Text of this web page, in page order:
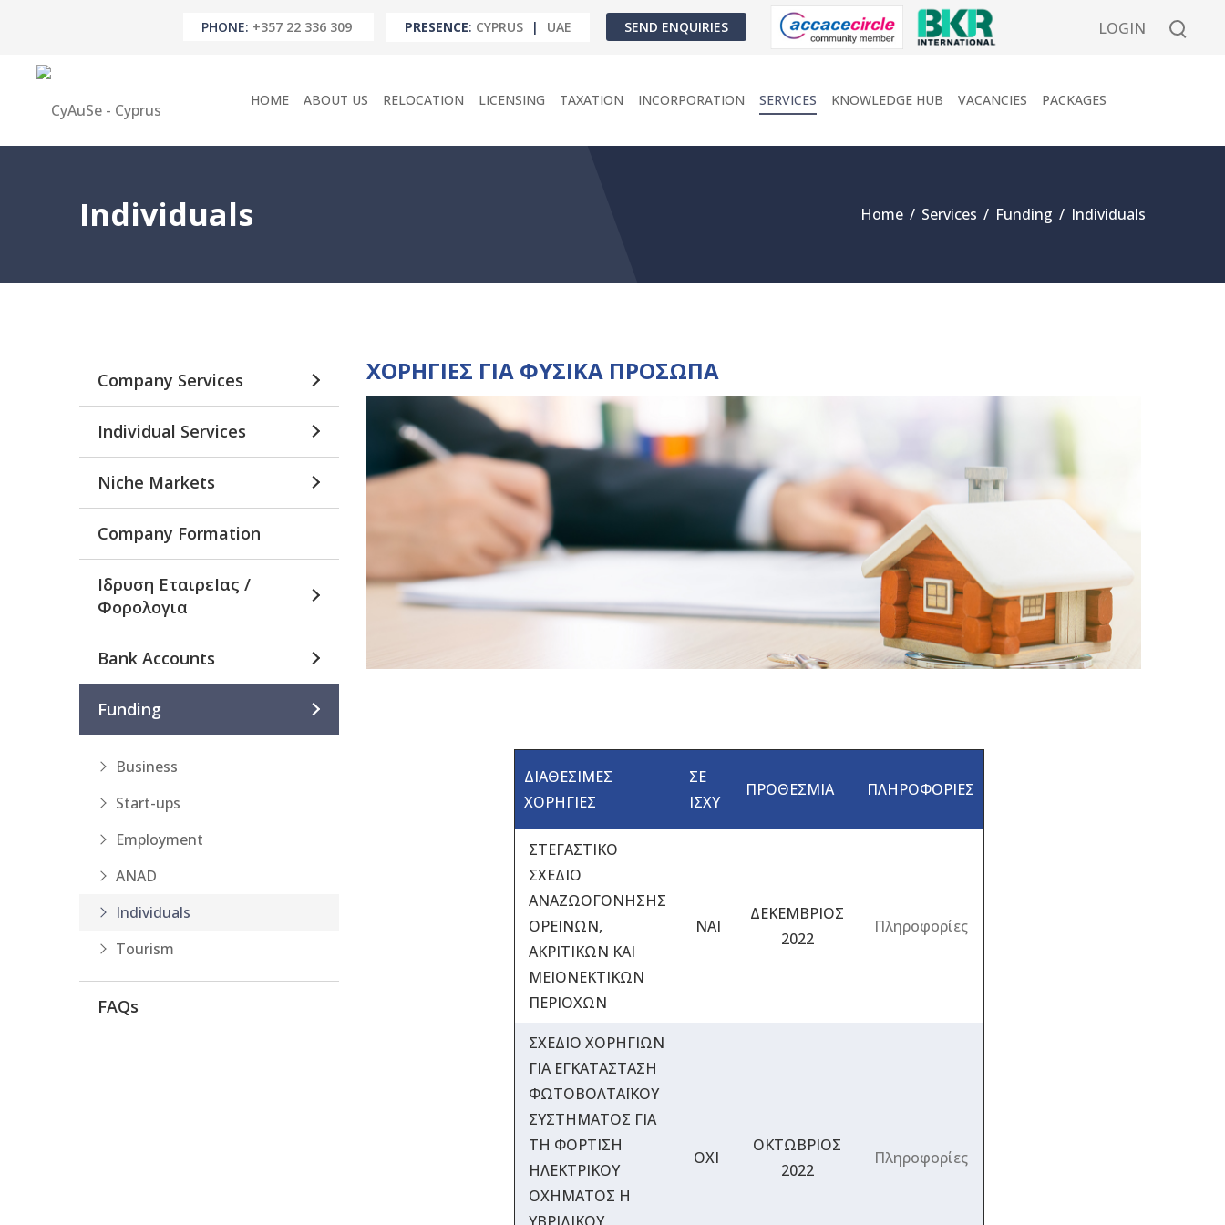
PHONE: +357 22 336 309 PRESENCE: CYPRUS | UAE SEND ENQUIRIES LOGIN
HOME ABOUT US RELOCATION LICENSING TAXATION INCORPORATION SERVICES KNOWLEDGE HUB VACANCIES PACKAGES
Individuals Home / Services / Funding / Individuals
Company Services
Individual Services
Niche Markets
Company Formation
Ιδρυση ΕταιρεΙας /
Φορολογια
Bank Accounts
Funding
Business
Start-ups
Employment
ANAD
Individuals
Tourism
FAQs
ΧΟΡΗΓΙΕΣ ΓΙΑ ΦΥΣΙΚΑ ΠΡΟΣΩΠΑ
ΔΙΑΘΕΣΙΜΕΣ
ΧΟΡΗΓΙΕΣ
ΣΕ
ΙΣΧΥ
ΠΡΟΘΕΣΜΙΑ ΠΛΗΡΟΦΟΡΙΕΣ
ΣΤΕΓΑΣΤΙΚΟ
ΣΧΕΔΙΟ
ΑΝΑΖΩΟΓΟΝΗΣΗΣ
ΟΡΕΙΝΩΝ,
ΑΚΡΙΤΙΚΩΝ ΚΑΙ
ΜΕΙΟΝΕΚΤΙΚΩΝ
ΠΕΡΙΟΧΩΝ
ΝΑΙ
ΔΕΚΕΜΒΡΙΟΣ
2022
Πληροφορίες
ΣΧΕΔΙΟ ΧΟΡΗΓΙΩΝ
ΓΙΑ ΕΓΚΑΤΑΣΤΑΣΗ
ΦΩΤΟΒΟΛΤΑΪΚΟΥ
ΣΥΣΤΗΜΑΤΟΣ ΓΙΑ
ΤΗ ΦΟΡΤΙΣΗ
ΗΛΕΚΤΡΙΚΟΥ
ΟΧΗΜΑΤΟΣ Η
ΟΧΙ
ΟΚΤΩΒΡΙΟΣ
2022
Πληροφορίες